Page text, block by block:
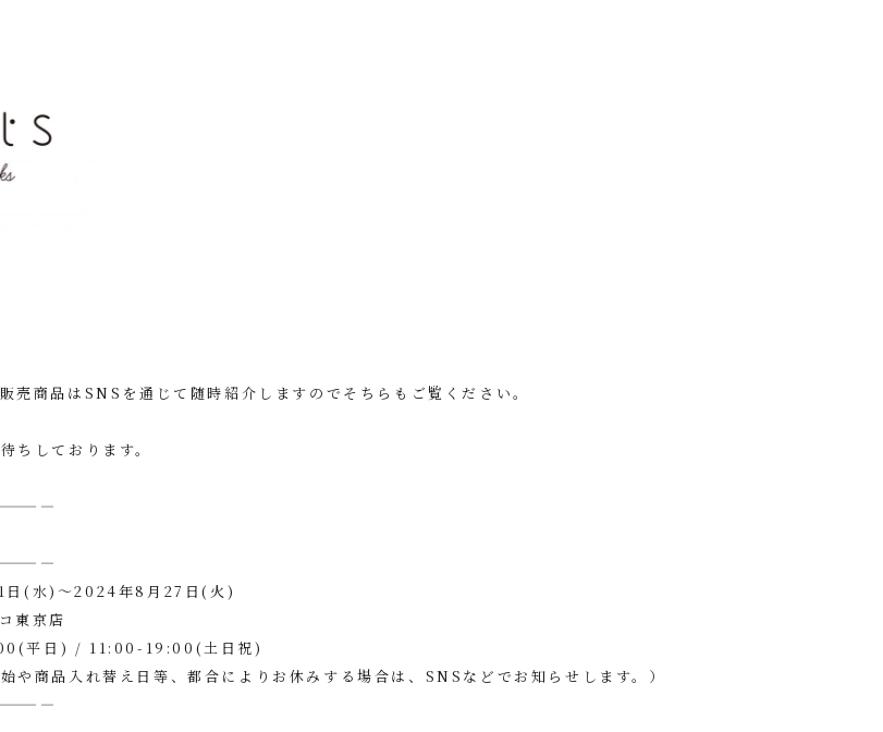
売商品はSNSを通じて随時紹介しますのでそちらもご覧ください。
ちしております。
(水)〜2024年8月27日(火)
東京店
平日) / 11:00-19:00(土日祝)
商品入れ替え日等、都合によりお休みする場合は、SNSなどでお知らせします。）